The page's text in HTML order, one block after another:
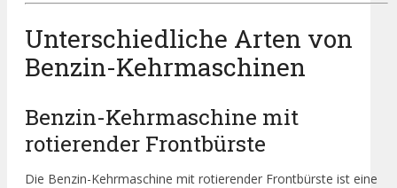
Unterschiedliche Arten von
Benzin-Kehrmaschinen
Benzin-Kehrmaschine mit
rotierender Frontbürste
Die Benzin-Kehrmaschine mit rotierender Frontbürste ist eine